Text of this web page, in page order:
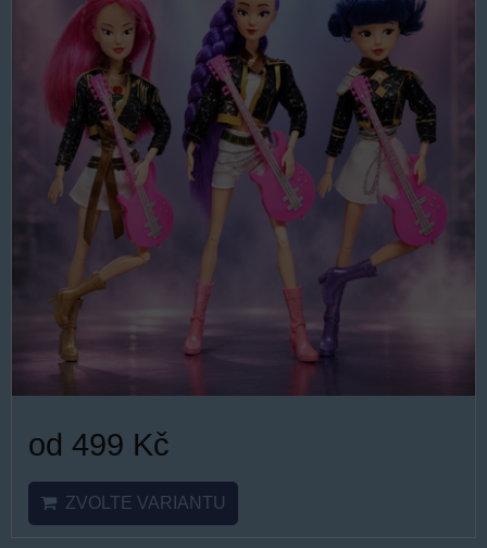
od 499 Kč
ZVOLTE VARIANTU